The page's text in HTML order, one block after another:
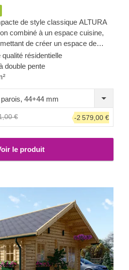
de style classique ALTURA
combiné à un espace cuisine,
de créer un espace de
salle de bain fonctionnel.
plain-pied, ALTURA sera un
avec de jeunes enfants
pour prendre de délicieux
du temps précieux ensemble à
résidentielle
double pente
44+44 mm
€ -2 579,00 €
le produit